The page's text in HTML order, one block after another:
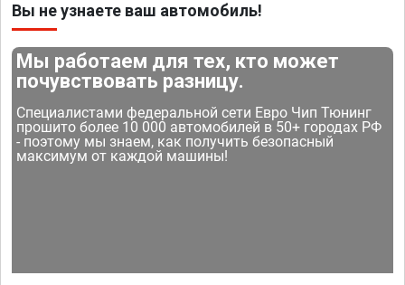
Вы не узнаете ваш автомобиль!
Мы работаем для тех, кто может
почувствовать разницу.
Специалистами федеральной сети Евро Чип Тюнинг
прошито более 10 000 автомобилей в 50+ городах РФ
- поэтому мы знаем, как получить безопасный
максимум от каждой машины!